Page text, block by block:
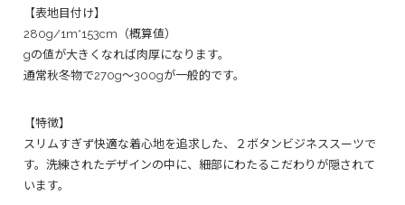
【表地目付け】
280g/1m*153cm（概算値）
gの値が大きくなれば肉厚になります。
通常秋冬物で270g～300gが一般的です。
【特徴】
スリムすぎず快適な着心地を追求した、２ボタンビジネススーツで
す。洗練されたデザインの中に、細部にわたるこだわりが隠されて
います。